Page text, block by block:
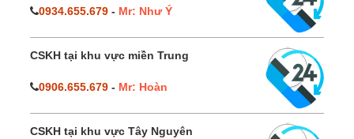
0934.655.679 - Mr: Như Ý
CSKH tại khu vực miền Trung
0906.655.679 - Mr: Hoàn
CSKH tại khu vực Tây Nguyên